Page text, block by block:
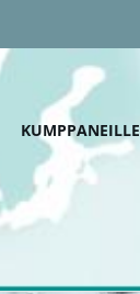
KUMPPANEILLE